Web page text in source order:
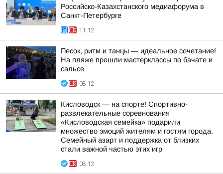
Российско-Казахстанского медиафорума в
Санкт-Петербурге
11:12
Песок, ритм и танцы — идеальное сочетание!
На пляже прошли мастерклассы по бачате и
сальсе
08:12
Кисловодск — на спорте! Спортивно-
развлекательные соревнования
«Кисловодская семейка» подарили
множество эмоций жителям и гостям города.
Семейный азарт и поддержка от близких
стали важной частью этих игр
08:12